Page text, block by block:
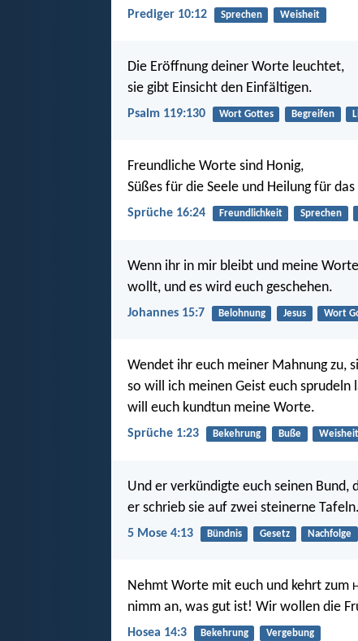
Prediger 10:12 Sprechen Weisheit
Die Eröffnung deiner Worte leuchtet,
sie gibt Einsicht den Einfältigen.
Psalm 119:130 Wort Gottes Begreifen
Freundliche Worte sind Honig,
Süßes für die Seele und Heilung für das
Sprüche 16:24 Freundlichkeit Sprechen
Wenn ihr in mir bleibt und meine
wollt, und es wird euch geschehen.
Johannes 15:7 Belohnung Jesus Wort
Wendet ihr euch meiner Mahnung zu,
so will ich meinen Geist euch sprudeln
will euch kundtun meine Worte.
Sprüche 1:23 Bekehrung Buße Weisheit
Und er verkündigte euch seinen
er schrieb sie auf zwei steinerne Tafeln.
5 Mose 4:13 Bündnis Gesetz Nachfolge
Nehmt Worte mit euch und kehrt zum
nimm an, was gut ist! Wir wollen die
Hosea 14:3 Bekehrung Vergebung